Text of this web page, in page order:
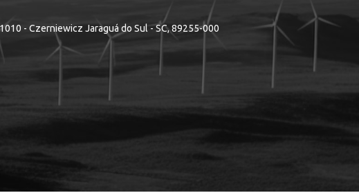
- Czerniewicz Jaraguá do Sul - SC, 89255-000